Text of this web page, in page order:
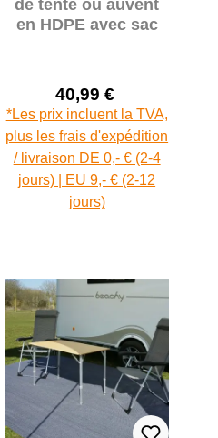
de tente ou auvent
en HDPE avec sac
Prix de vente :
40,99 €
Prix régulier :
*Les prix incluent la TVA,
plus les frais d'expédition
/ livraison DE 0,- € (2-4
jours) | EU 9,- € (2-12
jours)